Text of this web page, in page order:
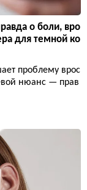
о боли, вро
для темной ко
проблему врос
нюанс — прав